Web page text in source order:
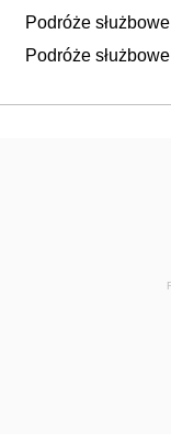
Podróże
Podróże